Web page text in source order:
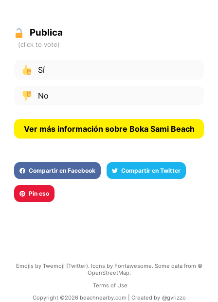
Publica
Sí
No
Ver más información sobre Boka Sami Beach
Compartir en Facebook Compartir en Twitter
Pin eso
Emojis by Twemoji (Twitter). Icons by Fontawesome. Some data from ©
OpenStreetMap.
Terms of Use
Copyright ©2026 beachnearby.com | Created by @gvrizzo